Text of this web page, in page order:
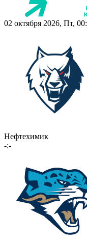
02 октября 2026, Пт,
Нефтехимик
-:-